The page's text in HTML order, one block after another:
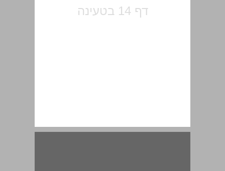
תודות ... 15